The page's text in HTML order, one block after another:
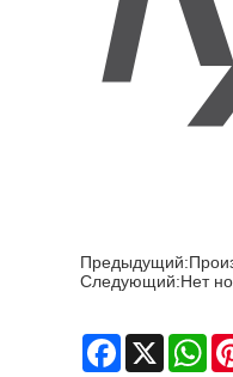
Предыдущий:
Следующий:Нет
Facebook
X